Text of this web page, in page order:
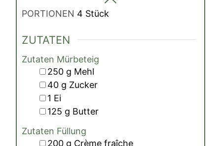
PORTIONEN 4 Stück
ZUTATEN
Zutaten Mürbeteig
▢
250 g Mehl
▢
40 g Zucker
▢
1 Ei
▢
125 g Butter
Zutaten Füllung
▢
200 g Crème fraîche